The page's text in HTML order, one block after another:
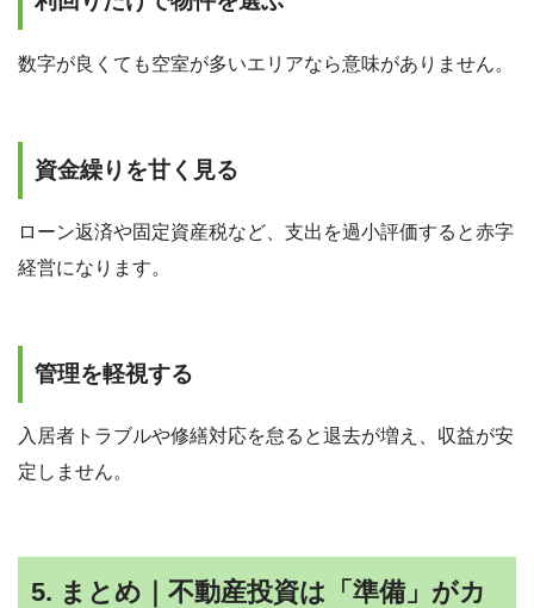
数字が良くても空室が多いエリアなら意味がありません。
資金繰りを甘く見る
ローン返済や固定資産税など、支出を過小評価すると赤字
経営になります。
管理を軽視する
入居者トラブルや修繕対応を怠ると退去が増え、収益が安
定しません。
5. まとめ｜不動産投資は「準備」がカ